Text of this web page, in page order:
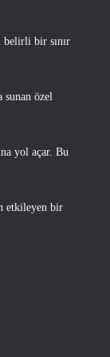
belirli bir sınır
sunan özel
yol açar. Bu
etkileyen bir